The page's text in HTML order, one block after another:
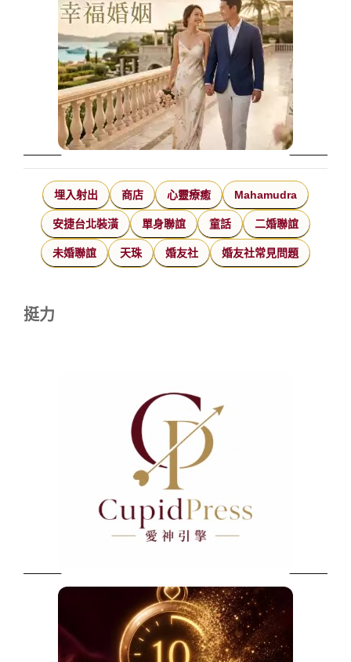
埋入射出 商店 心靈療癒 Mahamudra
安捷台北裝潢 單身聯誼 童話 二婚聯誼
未婚聯誼 天珠 婚友社 婚友社常見問題
挺力